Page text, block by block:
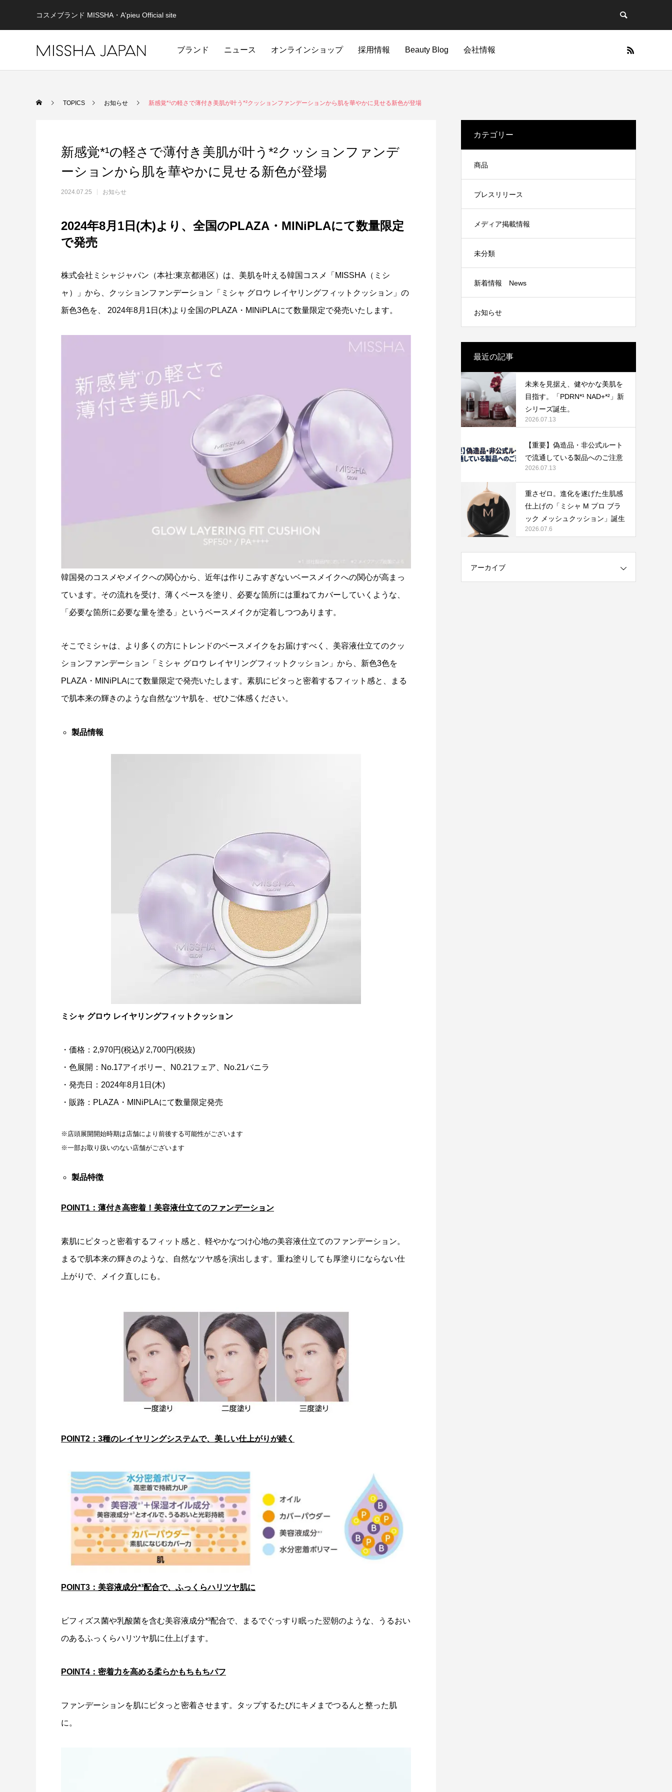
コスメブランド MISSHA・A'pieu Official site
ブランド ニュース オンラインショップ 採用情報 Beauty Blog 会社情報
MISSHA商品一覧 CHOGONGJIN商品一覧
Cellapy
「PDRN*¹ NAD+*²」新シリーズ誕生。
2026.07.13
「ミシャ M プロ ブラック メッシュクッシ
当社社員を騙る「なりすまし詐欺」に関す
る注意喚起
今、BBクリームの波が再び。ヘアメイク
yumiも推す進化した3種のミシャBBクリー
ム
2026.06.22
TOPICS お知らせ 新感覚*¹の軽さで薄付き美肌が叶う*²クッションファンデーションから肌を華やかに見せる新色が登場
新感覚*¹の軽さで薄付き美肌が叶う*²クッションファンデ
ーションから肌を華やかに見せる新色が登場
2024.07.25 お知らせ
2024年8月1日(木)より、全国のPLAZA・MINiPLAにて数量限定
で発売
株式会社ミシャジャパン（本社:東京都港区）は、美肌を叶える韓国コスメ「MISSHA（ミシ
ャ）」から、クッションファンデーション「ミシャ グロウ レイヤリングフィットクッション」の
新色3色を、 2024年8月1日(木)より全国のPLAZA・MINiPLAにて数量限定で発売いたします。
韓国発のコスメやメイクへの関心から、近年は作りこみすぎないベースメイクへの関心が高まっ
ています。その流れを受け、薄くベースを塗り、必要な箇所には重ねてカバーしていくような、
「必要な箇所に必要な量を塗る」というベースメイクが定着しつつあります。
そこでミシャは、より多くの方にトレンドのベースメイクをお届けすべく、美容液仕立てのクッ
ションファンデーション「ミシャ グロウ レイヤリングフィットクッション」から、新色3色を
PLAZA・MINiPLAにて数量限定で発売いたします。素肌にピタっと密着するフィット感と、まる
で肌本来の輝きのような自然なツヤ肌を、ぜひご体感ください。
製品情報
ミシャ グロウ レイヤリングフィットクッション
・価格：2,970円(税込)/ 2,700円(税抜)
・色展開：No.17アイボリー、N0.21フェア、No.21バニラ
・発売日：2024年8月1日(木)
・販路：PLAZA・MINiPLAにて数量限定発売
※店頭展開開始時期は店舗により前後する可能性がございます
※一部お取り扱いのない店舗がございます
製品特徴
POINT1：薄付き高密着！美容液仕立てのファンデーション
素肌にピタっと密着するフィット感と、軽やかなつけ心地の美容液仕立てのファンデーション。
まるで肌本来の輝きのような、自然なツヤ感を演出します。重ね塗りしても厚塗りにならない仕
上がりで、メイク直しにも。
POINT2：3種のレイヤリングシステムで、美しい仕上がりが続く
POINT3：美容液成分*³配合で、ふっくらハリツヤ肌に
ビフィズス菌や乳酸菌を含む美容液成分*³配合で、まるでぐっすり眠った翌朝のような、うるおい
のあるふっくらハリツヤ肌に仕上げます。
POINT4：密着力を高める柔らかもちもちパフ
ファンデーションを肌にピタっと密着させます。タップするたびにキメまでつるんと整った肌
に。
カテゴリー
商品
プレスリリース
メディア掲載情報
未分類
新着情報 News
お知らせ
最近の記事
未来を見据え、健やかな美肌を
目指す。「PDRN*¹ NAD+*²」新
シリーズ誕生。
2026.07.13
【重要】偽造品・非公式ルート
で流通している製品へのご注意
2026.07.13
重さゼロ。進化を遂げた生肌感
仕上げの「ミシャ M プロ ブラ
ック メッシュクッション」誕生
2026.07.6
アーカイブ